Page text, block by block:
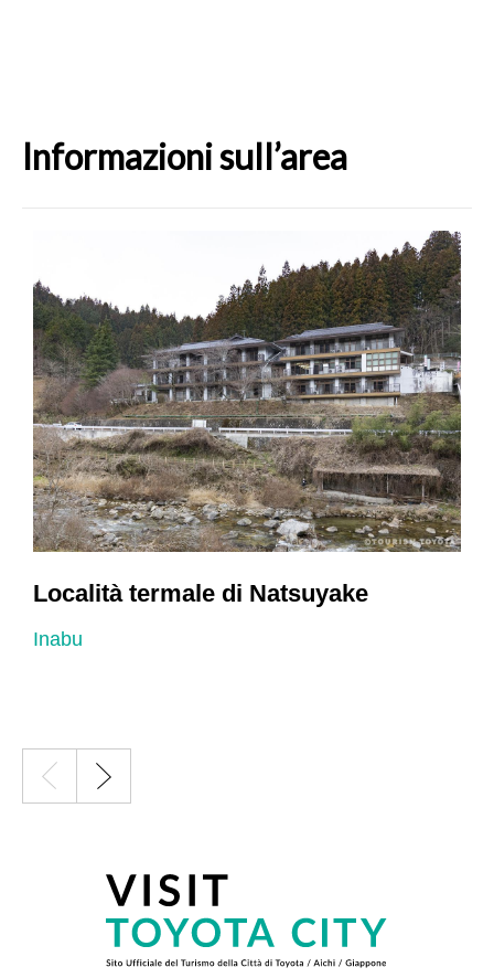
Informazioni sull’area
Località termale di Natsuyake
Inabu